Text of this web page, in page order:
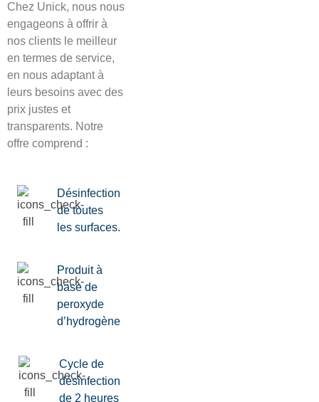
Chez Unick, nous nous
engageons à offrir à
nos clients le meilleur
en termes de service,
en nous adaptant à
leurs besoins avec des
prix justes et
transparents. Notre
offre comprend :
Désinfection
de toutes
les surfaces.
Produit à
base de
peroxyde
d’hydrogène
Cycle de
désinfection
de 2 heures